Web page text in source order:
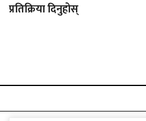
प्रतिक्रिया दिनुहोस्